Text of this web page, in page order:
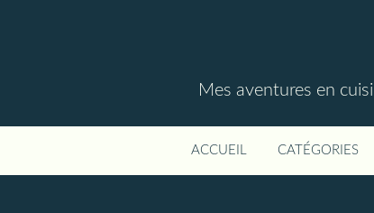
Mes aventures en
ACCUEIL CATÉGORIES